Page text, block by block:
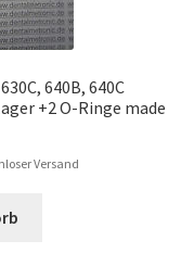
640B, 640C
+2 O-Ringe made
Versand